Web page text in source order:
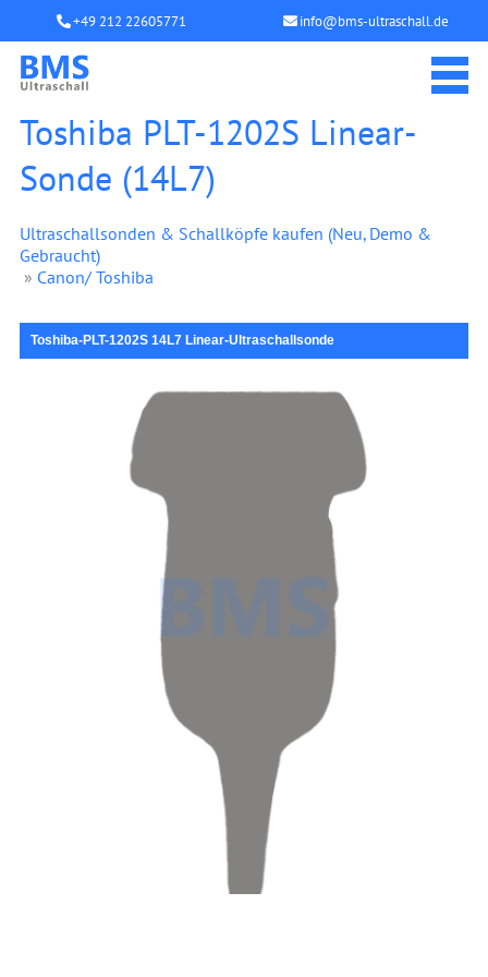
+49 212 22605771 info@bms-ultraschall.de
Toshiba PLT-1202S Linear-
Sonde (14L7)
Ultraschallsonden & Schallköpfe kaufen (Neu, Demo &
Gebraucht)
» Canon/ Toshiba
Toshiba-PLT-1202S 14L7 Linear-Ultraschallsonde